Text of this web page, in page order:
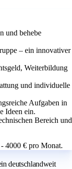
und behebe
– ein innovativer
Weiterbildung
und individuelle
Aufgaben in
Ideen ein.
Bereich und
4000 € pro Monat.
deutschlandweit